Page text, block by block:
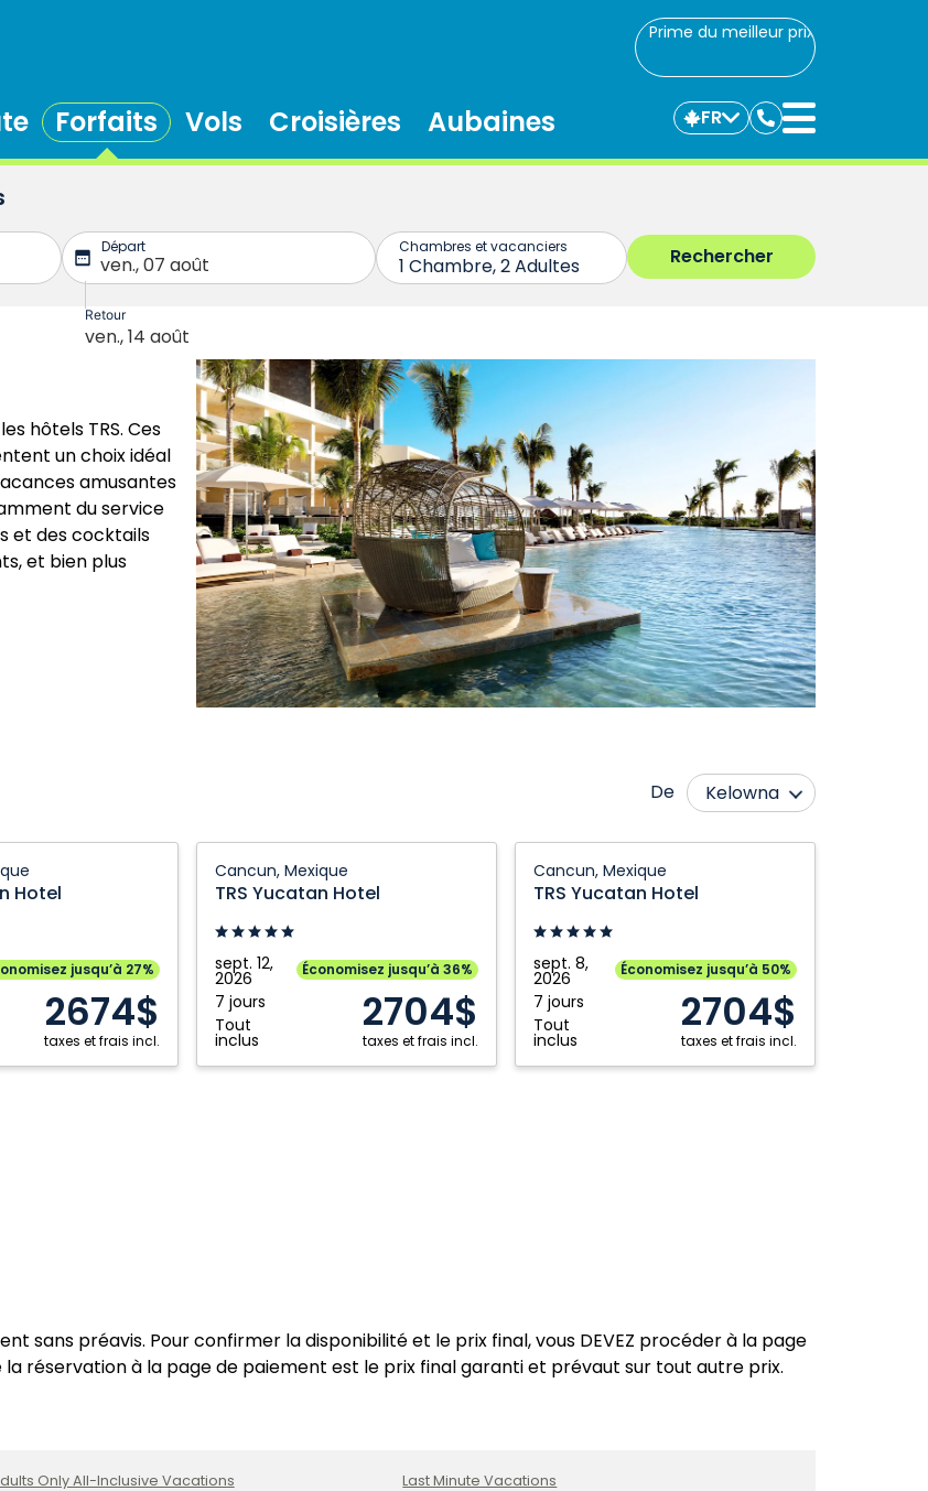
Prime du meilleur prix
Forfaits Vols Croisières Aubaines FR
Communiquez
avec
hôtels TRS. Ces
un choix idéal
amusantes
du service
et des cocktails
et bien plus
De
Kelowna
Calgary
Edmonton
Grande Prairie
Kamloops
Montréal
Nanaimo
Québec City
Vancouver
Victoria
Winnipeg
Hotel
jusqu’à 27%
2674$
taxes et frais incl.
Cancun, Mexique
TRS Yucatan Hotel
sept. 12,
2026
7 jours
Tout
inclus
Économisez jusqu’à 36%
2704$
taxes et frais incl.
Yucatan
Hotel:
Cancun,
Mexique
Cancun, Mexique
TRS Yucatan Hotel
sept. 8,
2026
7 jours
Tout
inclus
Économisez jusqu’à 50%
2704$
taxes et frais incl.
Yucatan
Hotel:
Cancun,
Mexique
sans préavis. Pour confirmer la disponibilité et le prix final, vous DEVEZ procéder à la page
réservation à la page de paiement est le prix final garanti et prévaut sur tout autre prix.
Only All-Inclusive Vacations
Last Minute Vacations